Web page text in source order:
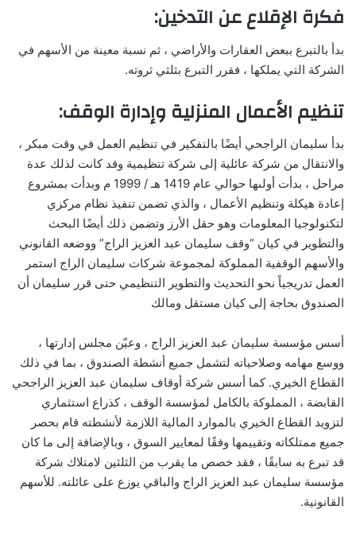
فكرة الإقلاع عن التدخين:
بدأ بالتبرع ببعض العقارات والأراضي ، ثم نسبة معينة من الأسهم في
الشركة التي يملكها ، فقرر التبرع بثلثي ثروته.
تنظيم الأعمال المنزلية وإدارة الوقف:
بدأ سليمان الراجحي أيضًا بالتفكير في تنظيم العمل في وقت مبكر ،
والانتقال من شركة عائلية إلى شركة تنظيمية وقد كانت لذلك عدة
مراحل ، بدأت أولىها حوالي عام 1419 هـ / 1999 م وبدأت بمشروع
إعادة هيكلة وتنظيم الأعمال ، والذي تضمن تنفيذ نظام مركزي
لتكنولوجيا المعلومات وهو حقل الأرز وتضمن ذلك أيضًا البحث
والتطوير في كيان “وقف سليمان عبد العزيز الراج” ووضعه القانوني
والأسهم الوقفية المملوكة لمجموعة شركات سليمان الراج استمر
العمل تدريجياً نحو التحديث والتطوير التنظيمي حتى قرر سليمان أن
الصندوق بحاجة إلى كيان مستقل ومالك
أسس مؤسسة سليمان عبد العزيز الراج ، وعيّن مجلس إدارتها ،
ووسع مهامه وصلاحياته لتشمل جميع أنشطة الصندوق ، بما في ذلك
القطاع الخيري. كما أسس شركة أوقاف سليمان عبد العزيز الراجحي
القابضة ، المملوكة بالكامل لمؤسسة الوقف ، كذراع استثماري
لتزويد القطاع الخيري بالموارد المالية اللازمة لأنشطته قام بحصر
جميع ممتلكاته وتقييمها وفقًا لمعايير السوق ، وبالإضافة إلى ما كان
قد تبرع به سابقًا ، فقد خصص ما يقرب من الثلثين لامتلاك شركة
مؤسسة سليمان عبد العزيز الراج والباقي يوزع على عائلته. للأسهم
القانونية.